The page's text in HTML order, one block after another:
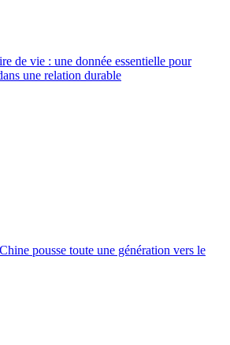
de vie : une donnée essentielle pour
une relation durable
pousse toute une génération vers le